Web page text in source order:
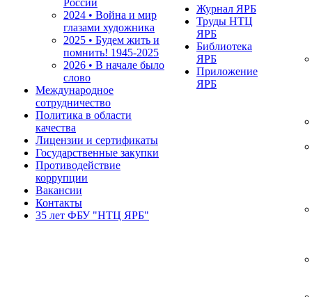
России
2024 • Война и мир
глазами художника
2025 • Будем жить и
помнить! 1945-2025
2026 • В начале было
слово
Международное
сотрудничество
Политика в области
качества
Лицензии и сертификаты
Государственные закупки
Противодействие
коррупции
Вакансии
Контакты
35 лет ФБУ "НТЦ ЯРБ"
Журнал ЯРБ
Труды НТЦ
ЯРБ
Библиотека
ЯРБ
Приложение
ЯРБ